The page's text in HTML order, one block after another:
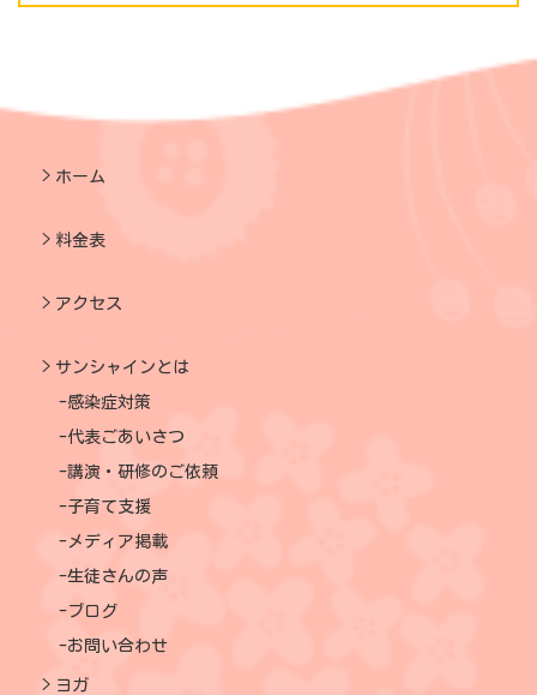
ホーム
料金表
アクセス
サンシャインとは
感染症対策
代表ごあいさつ
講演・研修のご依頼
子育て支援
メディア掲載
生徒さんの声
ブログ
お問い合わせ
ヨガ